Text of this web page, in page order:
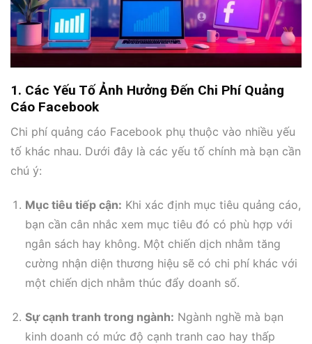
1. Các Yếu Tố Ảnh Hưởng Đến Chi Phí Quảng
Cáo Facebook
Chi phí quảng cáo Facebook phụ thuộc vào nhiều yếu
tố khác nhau. Dưới đây là các yếu tố chính mà bạn cần
chú ý:
Mục tiêu tiếp cận: Khi xác định mục tiêu quảng cáo,
bạn cần cân nhắc xem mục tiêu đó có phù hợp với
ngân sách hay không. Một chiến dịch nhằm tăng
cường nhận diện thương hiệu sẽ có chi phí khác với
một chiến dịch nhằm thúc đẩy doanh số.
Sự cạnh tranh trong ngành: Ngành nghề mà bạn
kinh doanh có mức độ cạnh tranh cao hay thấp